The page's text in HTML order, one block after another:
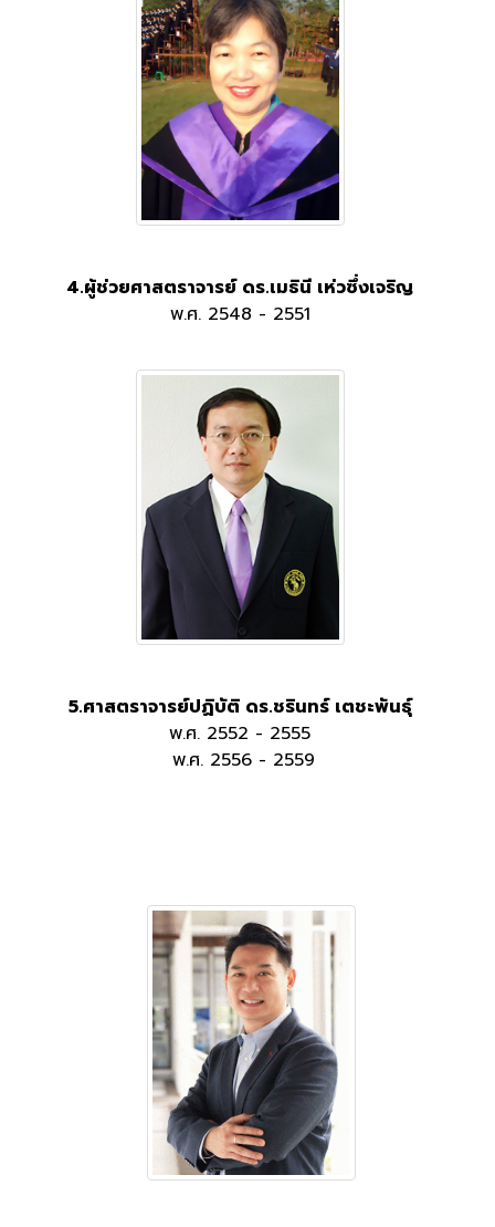
4.ผู้ช่วยศาสตราจารย์ ดร.เมธินี เห่วซึ่งเจริญ
พ.ศ. 2548 - 2551
5.ศาสตราจารย์ปฏิบัติ ดร.ชรินทร์ เตชะพันธุ์
พ.ศ. 2552 - 2555
พ.ศ. 2556 - 2559